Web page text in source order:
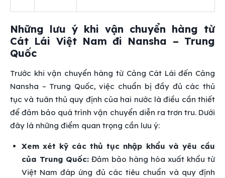
Những lưu ý khi vận chuyển hàng từ
Cát Lái Việt Nam đi Nansha – Trung
Quốc
Trước khi vận chuyển hàng từ Cảng Cát Lái đến Cảng
Nansha – Trung Quốc, việc chuẩn bị đầy đủ các thủ
tục và tuân thủ quy định của hai nước là điều cần thiết
để đảm bảo quá trình vận chuyển diễn ra trơn tru. Dưới
đây là những điểm quan trọng cần lưu ý:
Xem xét kỹ các thủ tục nhập khẩu và yêu cầu
của Trung Quốc:Đảm bảo hàng hóa xuất khẩu từ
Việt Nam đáp ứng đủ các tiêu chuẩn và quy định